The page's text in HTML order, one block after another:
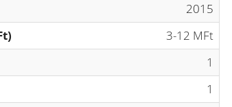
2015
3-12 MFt
1
1